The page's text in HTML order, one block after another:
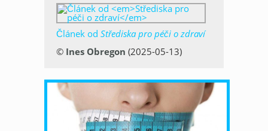
Článek od Střediska pro péči o zdraví
© Ines Obregon (2025-05-13)